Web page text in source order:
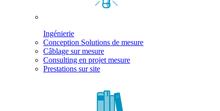
Ingénierie
Conception Solutions de mesure
Câblage sur mesure
Consulting en projet mesure
Prestations sur site